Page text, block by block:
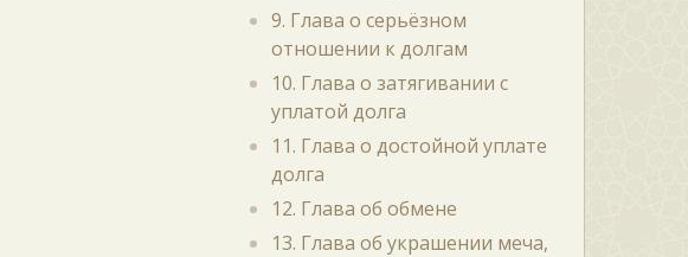
9. Глава о серьёзном
отношении к долгам
10. Глава о затягивании с
уплатой долга
11. Глава о достойной уплате
долга
12. Глава об обмене
13. Глава об украшении меча,